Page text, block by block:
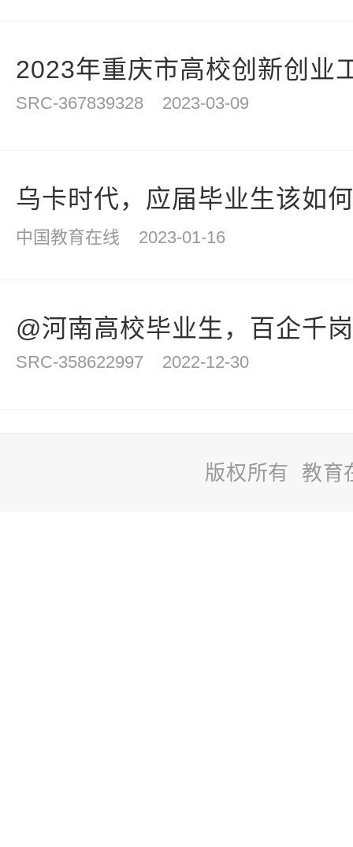
2023年重庆市高校创新创业
SRC-367839328 2023-03-09
乌卡时代，应届毕业生该如
中国教育在线 2023-01-16
@河南高校毕业生，百企千
SRC-358622997 2022-12-30
版权所有 教育